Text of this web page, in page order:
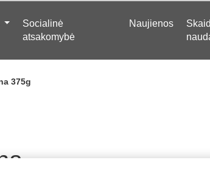
Socialinė
atsakomybė
Naujienos
375g